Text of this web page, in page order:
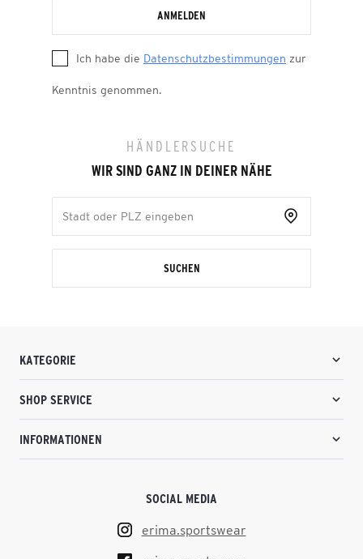
ANMELDEN
Ich habe die Datenschutzbestimmungen zur
Kenntnis genommen.
HÄNDLERSUCHE
WIR SIND GANZ IN DEINER NÄHE
SUCHEN
KATEGORIE
SHOP SERVICE
INFORMATIONEN
SOCIAL MEDIA
erima.sportswear